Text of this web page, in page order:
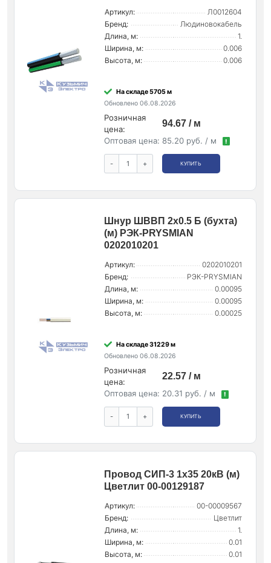
Артикул:
Л0012604
Бренд:
Людиновокабель
Длина, м:
1.
Ширина, м:
0.006
Высота, м:
0.006
На складе 5705 м
Обновлено 06.08.2026
Розничная
цена:
94.67 / м
Оптовая цена: 85.20 руб. / м !
- + КУПИТЬ
Шнур ШВВП 2х0.5 Б (бухта)
(м) РЭК-PRYSMIAN
0202010201
Артикул:
0202010201
Бренд:
РЭК-PRYSMIAN
Длина, м:
0.00095
Ширина, м:
0.00095
Высота, м:
0.00025
На складе 31229 м
Обновлено 06.08.2026
Розничная
цена:
22.57 / м
Оптовая цена: 20.31 руб. / м !
- + КУПИТЬ
Провод СИП-3 1х35 20кВ (м)
Цветлит 00-00129187
Артикул:
00-00009567
Бренд:
Цветлит
Длина, м:
1.
Ширина, м:
0.01
Высота, м:
0.01